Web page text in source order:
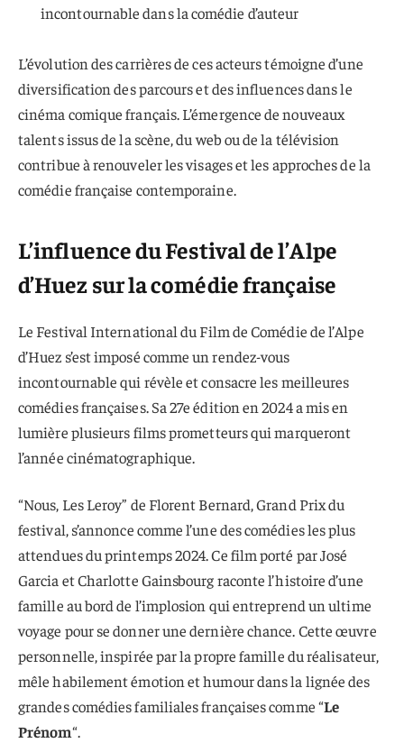
incontournable dans la comédie d’auteur
L’évolution des carrières de ces acteurs témoigne d’une
diversification des parcours et des influences dans le
cinéma comique français. L’émergence de nouveaux
talents issus de la scène, du web ou de la télévision
contribue à renouveler les visages et les approches de la
comédie française contemporaine.
L’influence du Festival de l’Alpe
d’Huez sur la comédie française
Le Festival International du Film de Comédie de l’Alpe
d’Huez s’est imposé comme un rendez-vous
incontournable qui révèle et consacre les meilleures
comédies françaises. Sa 27e édition en 2024 a mis en
lumière plusieurs films prometteurs qui marqueront
l’année cinématographique.
“Nous, Les Leroy” de Florent Bernard, Grand Prix du
festival, s’annonce comme l’une des comédies les plus
attendues du printemps 2024. Ce film porté par José
Garcia et Charlotte Gainsbourg raconte l’histoire d’une
famille au bord de l’implosion qui entreprend un ultime
voyage pour se donner une dernière chance. Cette œuvre
personnelle, inspirée par la propre famille du réalisateur,
mêle habilement émotion et humour dans la lignée des
grandes comédies familiales françaises comme “Le
Prénom“.